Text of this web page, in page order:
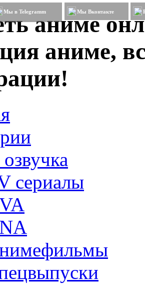
аниме
аниме,
Мы в Telegramm Мы Вконтакте
сериалы